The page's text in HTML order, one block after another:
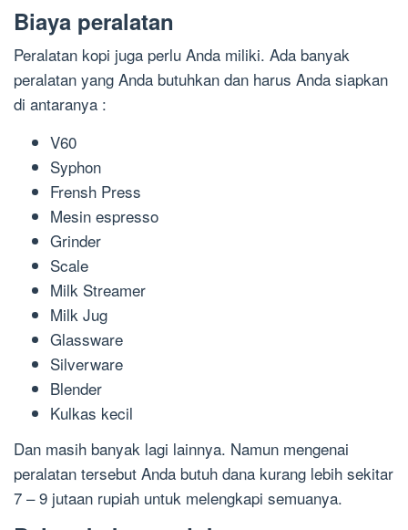
Biaya peralatan
Peralatan kopi juga perlu Anda miliki. Ada banyak
peralatan yang Anda butuhkan dan harus Anda siapkan
di antaranya :
V60
Syphon
Frensh Press
Mesin espresso
Grinder
Scale
Milk Streamer
Milk Jug
Glassware
Silverware
Blender
Kulkas kecil
Dan masih banyak lagi lainnya. Namun mengenai
peralatan tersebut Anda butuh dana kurang lebih sekitar
7 – 9 jutaan rupiah untuk melengkapi semuanya.